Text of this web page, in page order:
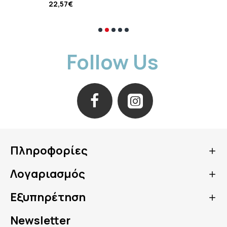
22,57€
Follow Us
Πληροφορίες
Λογαριασμός
Εξυπηρέτηση
Newsletter